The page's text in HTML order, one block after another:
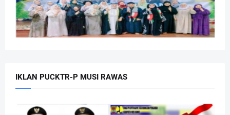
IKLAN PUCKTR-P MUSI RAWAS